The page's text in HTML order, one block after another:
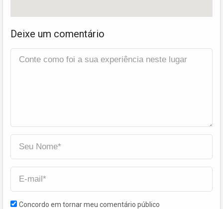
Deixe um comentário
Concordo em tornar meu comentário público